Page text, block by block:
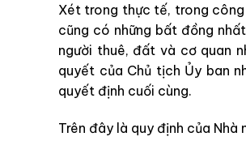
Xét trong thực tế, trong công
cũng có những bất đồng
người thuê, đất và cơ quan
quyết của Chủ tịch Ủy ban
quyết định cuối cùng.
Trên đây là quy định của